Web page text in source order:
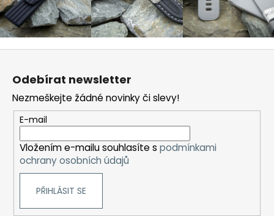
Odebírat newsletter
Nezmeškejte žádné novinky či slevy!
E-mail
Vložením e-mailu souhlasíte s podmínkami
ochrany osobních údajů
PŘIHLÁSIT SE